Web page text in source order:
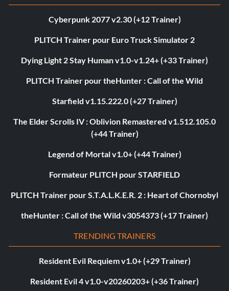
Cyberpunk 2077 v2.30 (+12 Trainer)
PLITCH Trainer pour Euro Truck Simulator 2
Dying Light 2 Stay Human v1.0-v1.24+ (+33 Trainer)
PLITCH Trainer pour theHunter : Call of the Wild
Starfield v1.15.222.0 (+27 Trainer)
The Elder Scrolls IV : Oblivion Remastered v1.512.105.0
(+44 Trainer)
Legend of Mortal v1.0+ (+44 Trainer)
Formateur PLITCH pour STARFIELD
PLITCH Trainer pour S.T.A.L.K.E.R. 2 : Heart of Chornobyl
theHunter : Call of the Wild v3054373 (+17 Trainer)
TRENDING TRAINERS
Resident Evil Requiem v1.0+ (+29 Trainer)
Resident Evil 4 v1.0-v20260203+ (+36 Trainer)